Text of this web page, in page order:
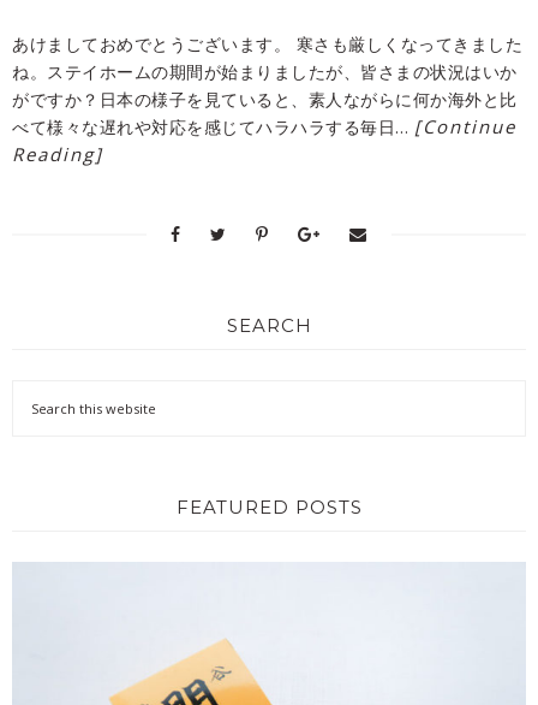
あけましておめでとうございます。 寒さも厳しくなってきました
ね。ステイホームの期間が始まりましたが、皆さまの状況はいか
がですか？日本の様子を見ていると、素人ながらに何か海外と比
べて様々な遅れや対応を感じてハラハラする毎日… [Continue
Reading]
SEARCH
FEATURED POSTS